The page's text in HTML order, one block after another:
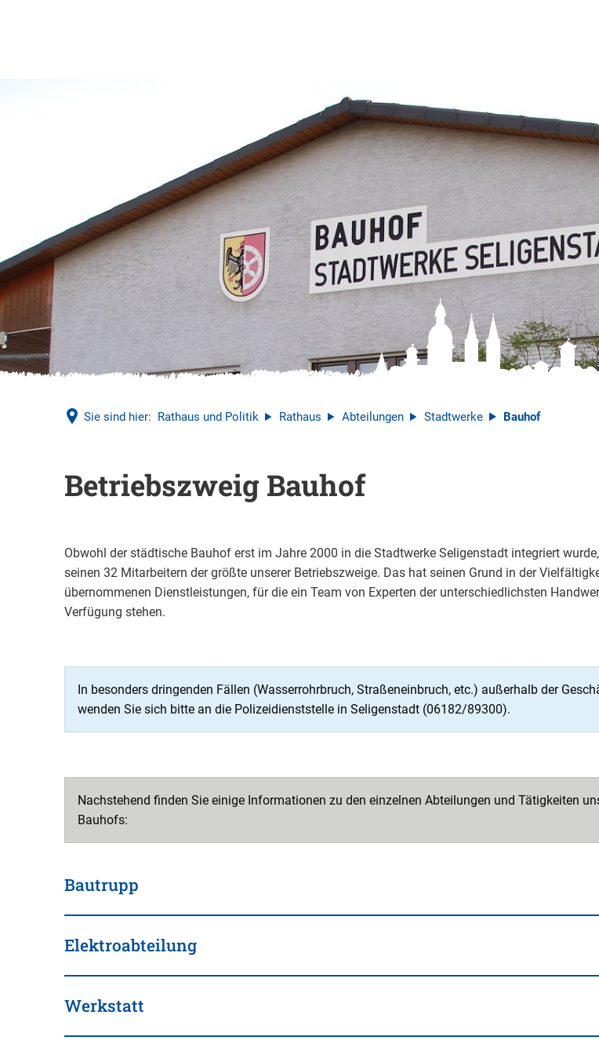
Sie sind hier: Rathaus und Politik Rathaus Abteilungen Stadtwerke Bauhof
BauhofBetriebszweig Bauhof
Obwohl der städtische Bauhof erst im Jahre 2000 in die Stadtwerke Seligenstadt integriert
seinen 32 Mitarbeitern der größte unserer Betriebszweige. Das hat seinen Grund in der
übernommenen Dienstleistungen, für die ein Team von Experten der unterschiedlichsten
Verfügung stehen.
In besonders dringenden Fällen (Wasserrohrbruch, Straßeneinbruch, etc.) außerhalb der
wenden Sie sich bitte an die Polizeidienststelle in Seligenstadt (06182/89300).
Nachstehend finden Sie einige Informationen zu den einzelnen Abteilungen und Tätigkeiten
Bauhofs:
Bautrupp
Elektroabteilung
Werkstatt